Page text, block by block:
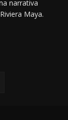
narrativa
Maya.